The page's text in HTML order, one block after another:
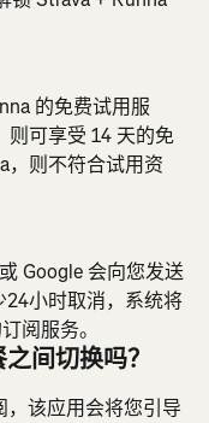
的免费试用服
则可享受 14 天的免
，则不符合试用资
Google 会向您发送
小时取消，系统将
阅服务。
间切换吗？
，该应用会将您引导